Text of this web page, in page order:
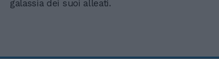
galassia dei suoi alleati.